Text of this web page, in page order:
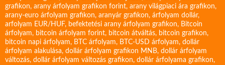
grafikon, arany árfolyam grafikon forint, arany világpiaci ára grafikon,
arany-euro árfolyam grafikon, aranyár grafikon, árfolyam dollár,
arfolyam EUR/HUF, befektetési arany árfolyam grafikon, Bitcoin
árfolyam, bitcoin árfolyam forint, bitcoin átváltás, bitcoin grafikon,
bitcoin napi árfolyam, BTC árfolyam, BTC-USD árfolyam, dollár
árfolyam alakulása, dollár árfolyam grafikon MNB, dollár árfolyam
változás, dollár árfolyam változás grafikon, dollár árfolyama grafikon,